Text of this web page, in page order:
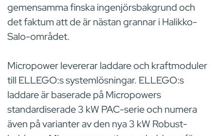
gemensamma finska ingenjörsbakgrund och
det faktum att de är nästan grannar i Halikko-
Salo-området.
Micropower levererar laddare och kraftmoduler
till ELLEGO:s systemlösningar. ELLEGO:s
laddare är baserade på Micropowers
standardiserade 3 kW PAC-serie och numera
även på varianter av den nya 3 kW Robust-